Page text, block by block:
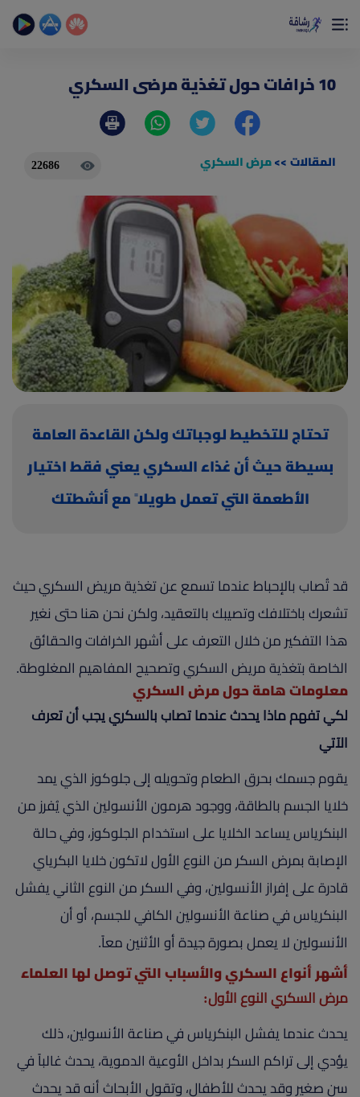
×
حساب الخطوات اليومية _ حساب السعرات _ تمارين منزلية
المقالات
جديد
ادوات رشاقة
من نحن(current)
الأسئلة الشائعة(current)
أعلن معنا(current)
10 خرافات حول تغذية مرضى السكري
المقالات>>مرض السكري 22686
تحتاج للتخطيط لوجباتك ولكن القاعدة العامة
بسيطة حيث أن غذاء السكري يعني فقط اختيار
الأطعمة التي تعمل طويلا ً مع أنشطتك
قد تُصاب بالإحباط عندما تسمع عن تغذية مريض السكري حيث
تشعرك باختلافك وتصيبك بالتعقيد، ولكن نحن هنا حتى نغير
هذا التفكير من خلال التعرف على أشهر الخرافات والحقائق
الخاصة بتغذية مريض السكري وتصحيح المفاهيم المغلوطة.
معلومات هامة حول مرض السكري
لكي تفهم ماذا يحدث عندما تصاب بالسكري يجب أن تعرف
الآتي
يقوم جسمك بحرق الطعام وتحويله إلى جلوكوز الذي يمد
خلايا الجسم بالطاقة، ووجود هرمون الأنسولين الذي يُفرز من
البنكرياس يساعد الخلايا على استخدام الجلوكوز، وفي حالة
الإصابة بمرض السكر من النوع الأول لاتكون خلايا البكرياي
قادرة على إفراز الأنسولين، وفي السكر من النوع الثاني يفشل
البنكرياس في صناعة الأنسولين الكافي للجسم، أو أن
الأنسولين لا يعمل بصورة جيدة أو الأثنين معاً.
أشهر أنواع السكري والأسباب التي توصل لها العلماء
مرض السكري النوع الأول:
يحدث عندما يفشل البنكرياس في صناعة الأنسولين، ذلك
يؤدي إلى تراكم السكر بداخل الأوعية الدموية، يحدث غالباً في
سن صغير وقد يحدث للأطفال، وتقول الأبحاث أنه قد يحدث